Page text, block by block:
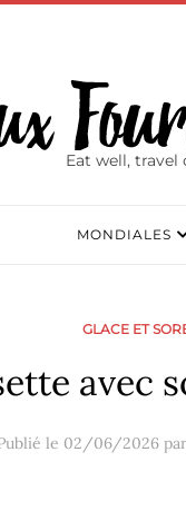
Eat well, travel
MONDIALES
GLACE ET
le 02/06/2026 par